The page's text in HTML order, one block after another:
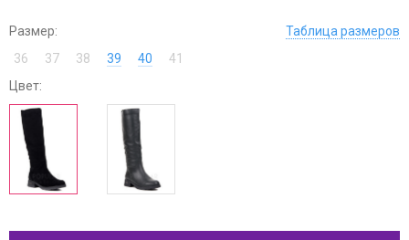
Размер:
Таблица размеров
36
37 38 39 40
41
Цвет: